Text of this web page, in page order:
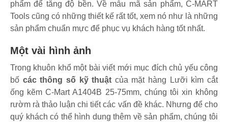
phẩm để tăng độ bền. Về mẫu mã sản phẩm, C-MART
Tools cũng có những thiết kế rất tốt, xem nó như là những
sản phẩm chuẩn mực để phục vụ khách hàng tốt nhất.
Một vài hình ảnh
Trong khuôn khổ một bài viết mới mục đích chủ yếu công
bố các thông số kỹ thuật của mặt hàng Lưỡi kìm cắt
ống kẽm C-Mart A1404B 25-75mm, chúng tôi xin không
rườm rà thảo luận chi tiết các vấn đề khác. Nhưng để cho
quý khách có thể hình dung thêm về sản phẩm, chúng tôi